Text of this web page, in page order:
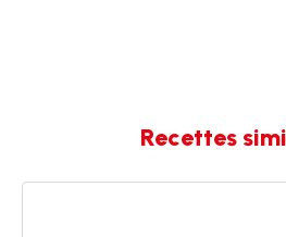
Recettes